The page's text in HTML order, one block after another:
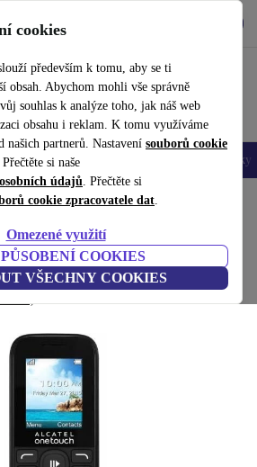
cookies
především k tomu, aby se ti
obsah. Abychom mohli vše správně
souhlas k analýze toho, jak náš web
obsahu i reklam. K tomu využíváme
našich partnerů. Nastavení souborů cookie
si naše
údajů. Přečtěte si
cookie zpracovatele dat.
Omezené využití
COOKIES
VŠECHNY COOKIES
a snadno
Tablety Doplňky
smartphony Mobily Alcatel
10.52